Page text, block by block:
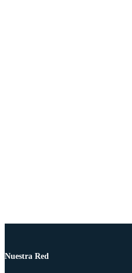
Nuestra Red